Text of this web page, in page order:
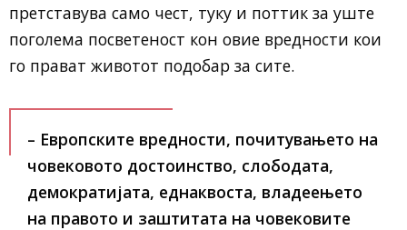
претставува само чест, туку и поттик за уште
поголема посветеност кон овие вредности кои
го прават животот подобар за сите.
– Европските вредности, почитувањето на
човековото достоинство, слободата,
демократијата, еднаквоста, владеењето
на правото и заштитата на човековите